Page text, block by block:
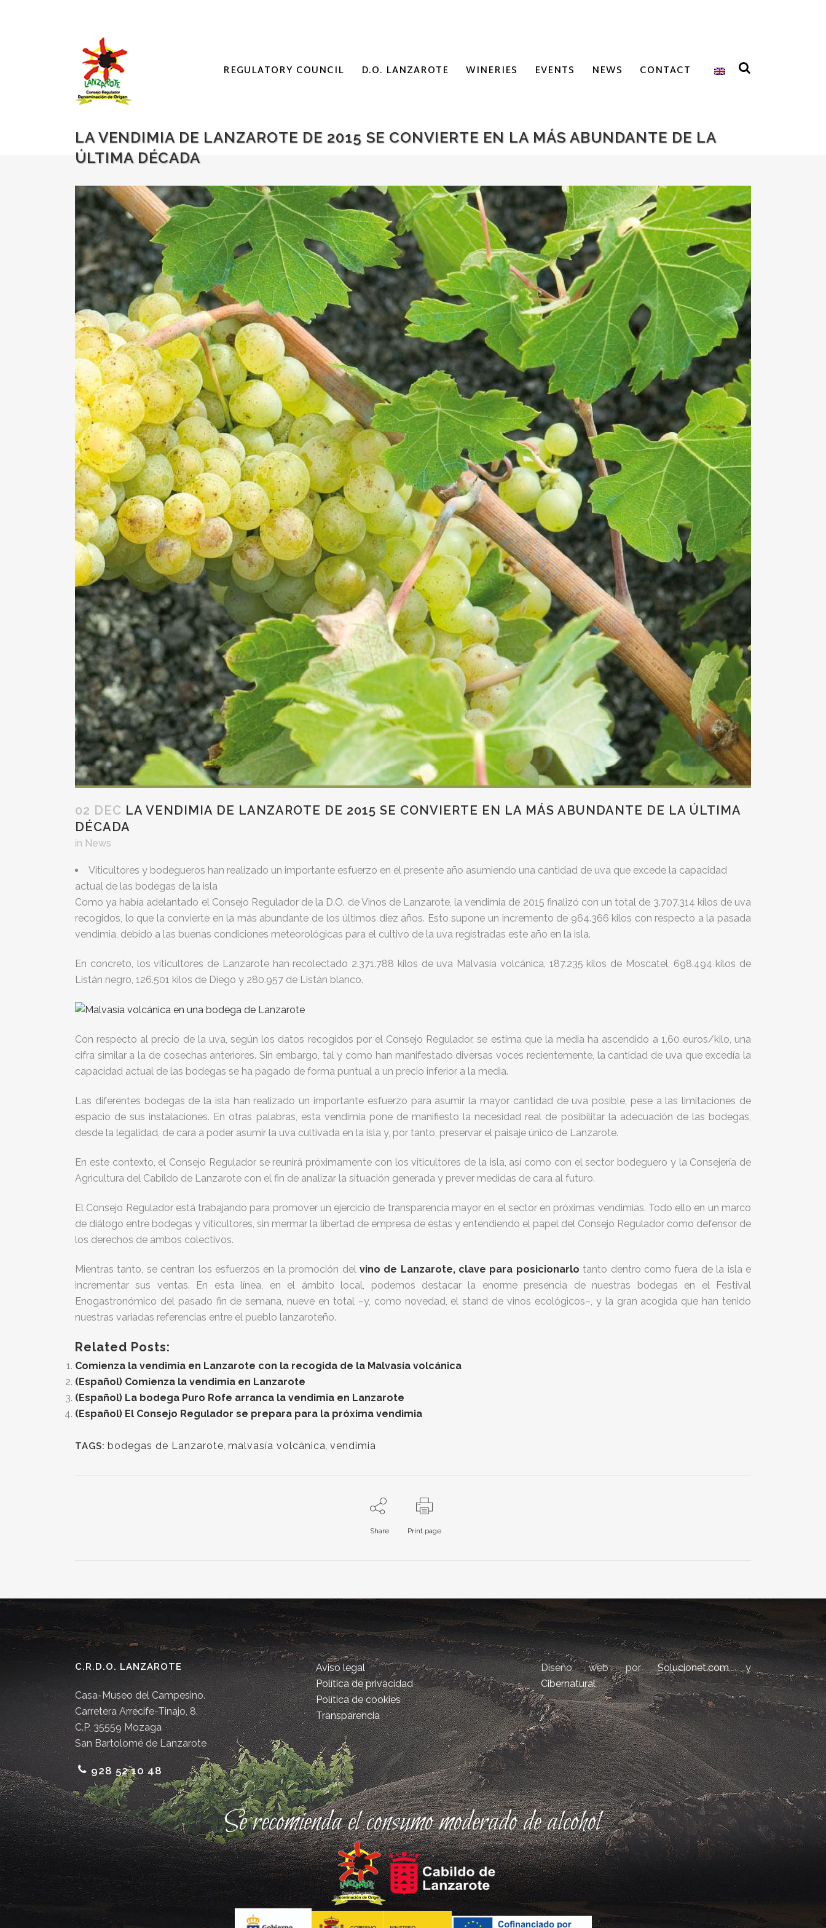
REGULATORY COUNCIL D.O. LANZAROTE WINERIES EVENTS NEWS CONTACT
LA VENDIMIA DE LANZAROTE DE 2015 SE CONVIERTE EN LA MÁS ABUNDANTE DE LA
ÚLTIMA DÉCADA
02 DEC LA VENDIMIA DE LANZAROTE DE 2015 SE CONVIERTE EN LA MÁS ABUNDANTE DE LA ÚLTIMA
DÉCADA
in News
Viticultores y bodegueros han realizado un importante esfuerzo en el presente año asumiendo una cantidad de uva que excede la capacidad
actual de las bodegas de la isla
Como ya había adelantado el Consejo Regulador de la D.O. de Vinos de Lanzarote, la vendimia de 2015 finalizó con un total de 3.707.314 kilos de uva
recogidos, lo que la convierte en la más abundante de los últimos diez años. Esto supone un incremento de 964.366 kilos con respecto a la pasada
vendimia, debido a las buenas condiciones meteorológicas para el cultivo de la uva registradas este año en la isla.
En concreto, los viticultores de Lanzarote han recolectado 2.371.788 kilos de uva Malvasía volcánica, 187.235 kilos de Moscatel, 698.494 kilos de
Listán negro, 126.501 kilos de Diego y 280.957 de Listán blanco.
Con respecto al precio de la uva, según los datos recogidos por el Consejo Regulador, se estima que la media ha ascendido a 1,60 euros/kilo, una
cifra similar a la de cosechas anteriores. Sin embargo, tal y como han manifestado diversas voces recientemente, la cantidad de uva que excedía la
capacidad actual de las bodegas se ha pagado de forma puntual a un precio inferior a la media.
Las diferentes bodegas de la isla han realizado un importante esfuerzo para asumir la mayor cantidad de uva posible, pese a las limitaciones de
espacio de sus instalaciones. En otras palabras, esta vendimia pone de manifiesto la necesidad real de posibilitar la adecuación de las bodegas,
desde la legalidad, de cara a poder asumir la uva cultivada en la isla y, por tanto, preservar el paisaje único de Lanzarote.
En este contexto, el Consejo Regulador se reunirá próximamente con los viticultores de la isla, así como con el sector bodeguero y la Consejería de
Agricultura del Cabildo de Lanzarote con el fin de analizar la situación generada y prever medidas de cara al futuro.
El Consejo Regulador está trabajando para promover un ejercicio de transparencia mayor en el sector en próximas vendimias. Todo ello en un marco
de diálogo entre bodegas y viticultores, sin mermar la libertad de empresa de éstas y entendiendo el papel del Consejo Regulador como defensor de
los derechos de ambos colectivos.
Mientras tanto, se centran los esfuerzos en la promoción del vino de Lanzarote, clave para posicionarlo tanto dentro como fuera de la isla e
incrementar sus ventas. En esta línea, en el ámbito local, podemos destacar la enorme presencia de nuestras bodegas en el Festival
Enogastronómico del pasado fin de semana, nueve en total –y, como novedad, el stand de vinos ecológicos–, y la gran acogida que han tenido
nuestras variadas referencias entre el pueblo lanzaroteño.
Related Posts:
Comienza la vendimia en Lanzarote con la recogida de la Malvasía volcánica
(Español) Comienza la vendimia en Lanzarote
(Español) La bodega Puro Rofe arranca la vendimia en Lanzarote
(Español) El Consejo Regulador se prepara para la próxima vendimia
TAGS: bodegas de Lanzarote, malvasía volcánica, vendimia
Share Print page
C.R.D.O. LANZAROTE
Casa-Museo del Campesino.
Carretera Arrecife-Tinajo, 8.
C.P. 35559 Mozaga
San Bartolomé de Lanzarote
928 52 10 48
Aviso legal
Política de privacidad
Política de cookies
Transparencia
Diseño web porSolucionet.comy
Cibernatural
Se recomienda el consumo moderado de alcohol